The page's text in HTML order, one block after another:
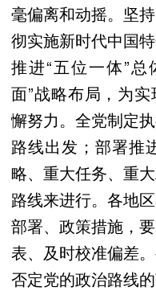
毫偏离和动摇。坚
彻实施新时代中国
推进“五位一体”
面”战略布局，为
懈努力。全党制定
路线出发；部署推
略、重大任务、重
路线来进行。各地
部署、政策措施，
表、及时校准偏差
否定党的政治路线的